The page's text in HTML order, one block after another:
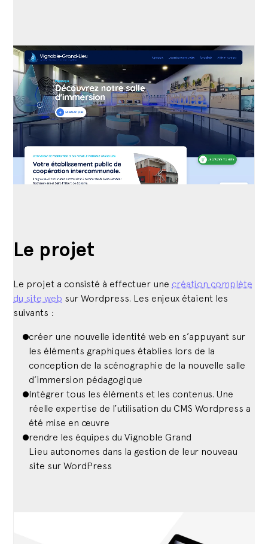
Le projet
Le projet a consisté à effectuer une création complète
du site web sur Wordpress. Les enjeux étaient les
suivants :
créer une nouvelle identité web en s’appuyant sur
les éléments graphiques établies lors de la
conception de la scénographie de la nouvelle salle
d’immersion pédagogique
Intégrer tous les éléments et les contenus. Une
réelle expertise de l’utilisation du CMS Wordpress a
été mise en œuvre
rendre les équipes du Vignoble Grand
Lieu autonomes dans la gestion de leur nouveau
site sur WordPress